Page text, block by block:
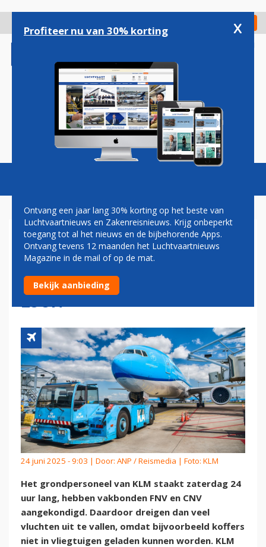
gaan
Check in
Magazine Podcasts Vacatures
GRONDPERSONEEL KLM
GAAT ZATERDAG STAKEN:
VAKBONDEN EISEN MEER
LOON
24 juni 2025 - 9:03 | Door: ANP / Reismedia | Foto: KLM
Het grondpersoneel van KLM staakt zaterdag 24
uur lang, hebben vakbonden FNV en CNV
aangekondigd. Daardoor dreigen dan veel
vluchten uit te vallen, omdat bijvoorbeeld koffers
niet in vliegtuigen geladen kunnen worden. KLM
Profiteer nu van 30% korting x
Ontvang een jaar lang 30% korting op het beste van
Luchtvaartnieuws en Zakenreisnieuws. Krijg onbeperkt
toegang tot al het nieuws en de bijbehorende Apps.
Ontvang tevens 12 maanden het Luchtvaartnieuws
Magazine in de mail of op de mat.
Bekijk aanbieding